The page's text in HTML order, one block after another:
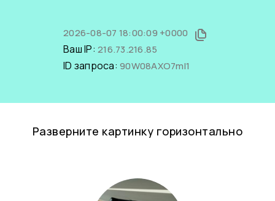
2026-08-07 18:00:09 +0000
Ваш IP: 216.73.216.85
ID запроса: 90W08AXO7mI1
Разверните картинку горизонтально